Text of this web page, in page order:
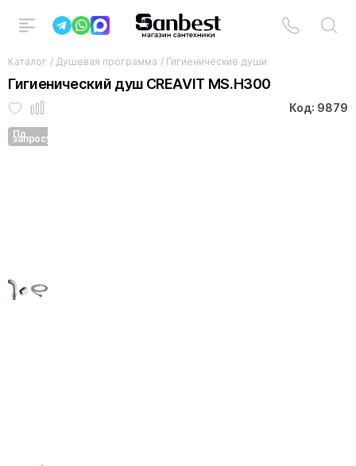
Каталог / Душевая программа / Гигиенические души
Гигиенический душ CREAVIT MS.H300
Код: 9879
По
запросу